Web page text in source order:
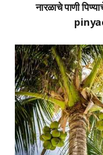
नारळाचे पाणी